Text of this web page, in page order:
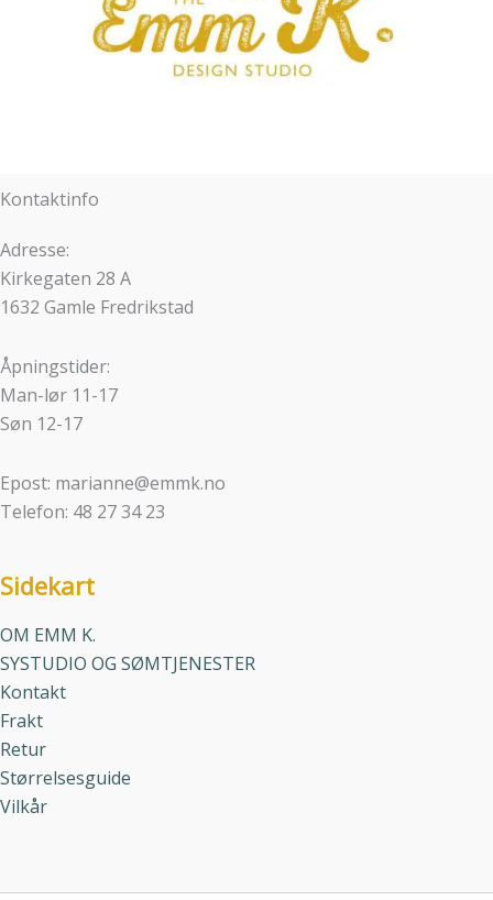
Kontaktinfo
Adresse:
Kirkegaten 28 A
1632 Gamle Fredrikstad
Åpningstider:
Man-lør 11-17
Søn 12-17
Epost: marianne@emmk.no
Telefon: 48 27 34 23
Sidekart
OM EMM K.
SYSTUDIO OG SØMTJENESTER
Kontakt
Frakt
Retur
Størrelsesguide
Vilkår